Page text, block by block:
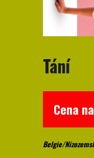
Tání
Cena
Belgie/